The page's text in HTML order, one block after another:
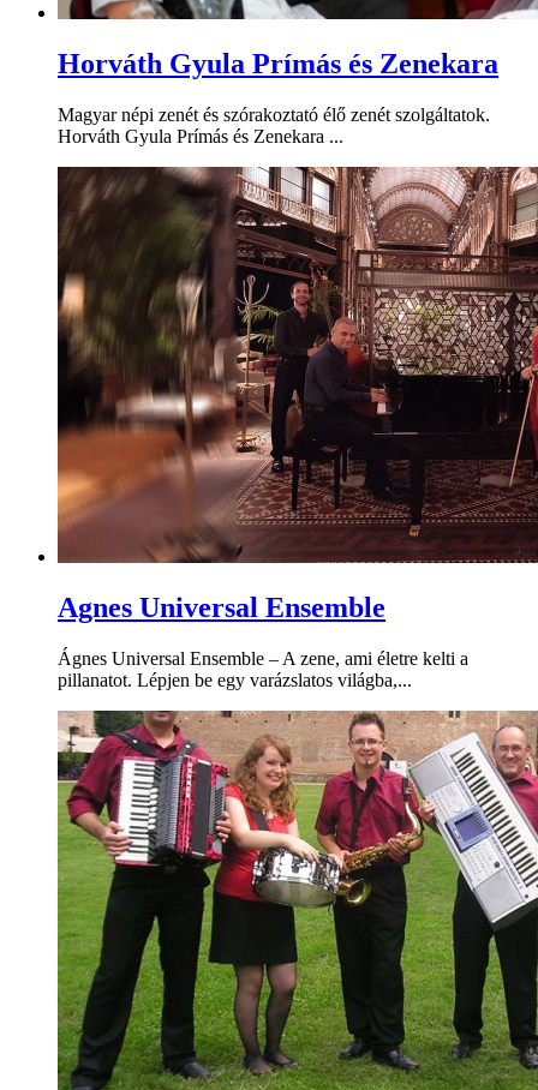
Horváth Gyula Prímás és Zenekara
Magyar népi zenét és szórakoztató élő zenét szolgáltatok.
Horváth Gyula Prímás és Zenekara ...
Agnes Universal Ensemble
Ágnes Universal Ensemble – A zene, ami életre kelti a
pillanatot. Lépjen be egy varázslatos világba,...